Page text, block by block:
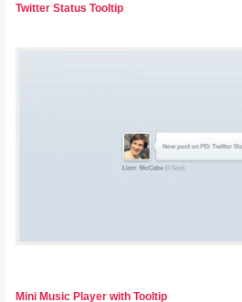
Twitter Status Tooltip
Mini Music Player with Tooltip